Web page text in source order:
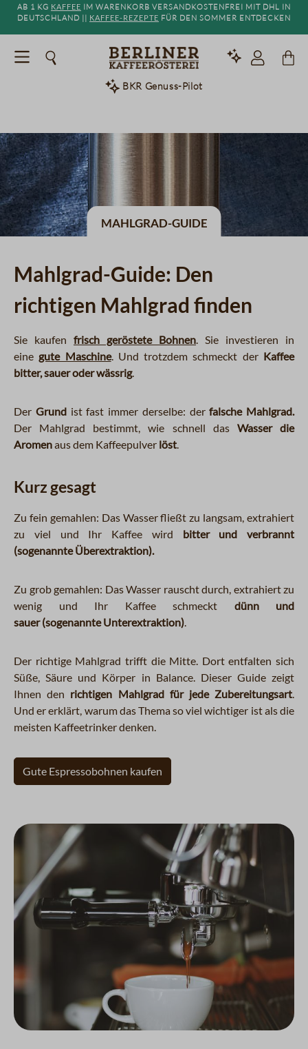
springen
Ab 1 kg Kaffee im Warenkorb versandkostenfrei mit DHL in
Deutschland || Kaffee-Rezepte für den Sommer entdecken
BKR Genuss-Pilot
Mahlgrad-Guide
Mahlgrad-Guide: Den
richtigen Mahlgrad finden
Sie kaufen frisch geröstete Bohnen. Sie investieren in
eine gute Maschine. Und trotzdem schmeckt der Kaffee
bitter, sauer oder wässrig.
Der Grundist fast immer derselbe: derfalsche Mahlgrad.
Der Mahlgrad bestimmt, wie schnell das Wasser die
Aromenaus dem Kaffeepulver löst.
Kurz gesagt
Zu fein gemahlen: Das Wasser fließt zu langsam, extrahiert
zu viel und Ihr Kaffee wird bitter und verbrannt
(sogenannte Überextraktion).
Zu grob gemahlen: Das Wasser rauscht durch, extrahiert zu
wenig und Ihr Kaffee schmeckt dünn und
sauer (sogenannte Unterextraktion).
Der richtige Mahlgrad trifft die Mitte. Dort entfalten sich
Süße, Säure und Körper in Balance. Dieser Guide zeigt
Ihnen den richtigen Mahlgrad für jede Zubereitungsart.
Und er erklärt, warum das Thema so viel wichtiger ist als die
meisten Kaffeetrinker denken.
Gute Espressobohnen kaufen